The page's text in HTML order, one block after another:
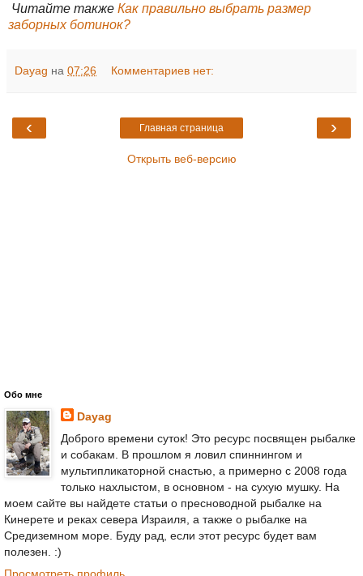
Читайте также Как правильно выбрать размер
заборных ботинок?
Dayag на 07:26 Комментариев нет:
‹ ›
Главная страница
Открыть веб-версию
Обо мне
Dayag
Доброго времени суток! Это ресурс посвящен рыбалке
и собакам. В прошлом я ловил спиннингом и
мультипликаторной снастью, а примерно с 2008 года
только нахлыстом, в основном - на сухую мушку. На
моем сайте вы найдете статьи о пресноводной рыбалке на
Кинерете и реках севера Израиля, а также о рыбалке на
Средиземном море. Буду рад, если этот ресурс будет вам
полезен. :)